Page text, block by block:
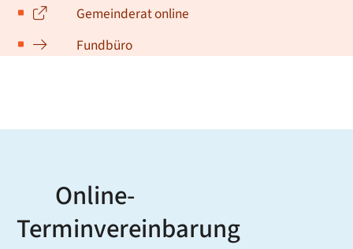
Gemeinderat online
Fundbüro
Online-
Terminvereinbarung